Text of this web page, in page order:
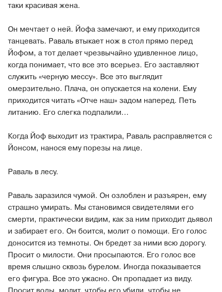
таки красивая жена.
Он мечтает о ней. Йофа замечают, и ему приходится
танцевать. Раваль втыкает нож в стол прямо перед
Йофом, а тот делает чрезвычайно удивленное лицо,
когда понимает, что все это всерьез. Его заставляют
служить «черную мессу». Все это выглядит
омерзительно. Плача, он опускается на колени. Ему
приходится читать «Отче наш» задом наперед. Петь
литанию. Его слегка подпалили...
Когда Йоф выходит из трактира, Раваль расправляется с
Йонсом, нанося ему порезы на лице.
Раваль в лесу.
Раваль заразился чумой. Он озлоблен и разъярен, ему
страшно умирать. Мы становимся свидетелями его
смерти, практически видим, как за ним приходит дьявол
и забирает его. Он боится, молит о помощи. Его голос
доносится из темноты. Он бредет за ними всю дорогу.
Просит о милости. Они просыпаются. Его голос все
время слышно сквозь бурелом. Иногда показывается
его фигура. Все это ужасно. Он пропадает из виду.